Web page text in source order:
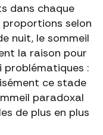
dans chaque
proportions selon
nuit, le sommeil
la raison pour
problématiques :
ce stade
paradoxal
de plus en plus